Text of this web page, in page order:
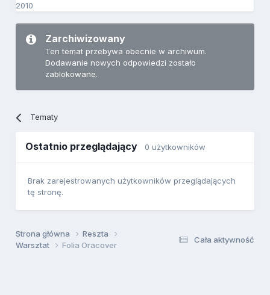
2010
Zarchiwizowany
Ten temat przebywa obecnie w archiwum.
Dodawanie nowych odpowiedzi zostało
zablokowane.
Tematy
Ostatnio przeglądający 0 użytkowników
Brak zarejestrowanych użytkowników przeglądających
tę stronę.
Cała aktywność
Strona główna
Reszta
Warsztat
Folia Oracover